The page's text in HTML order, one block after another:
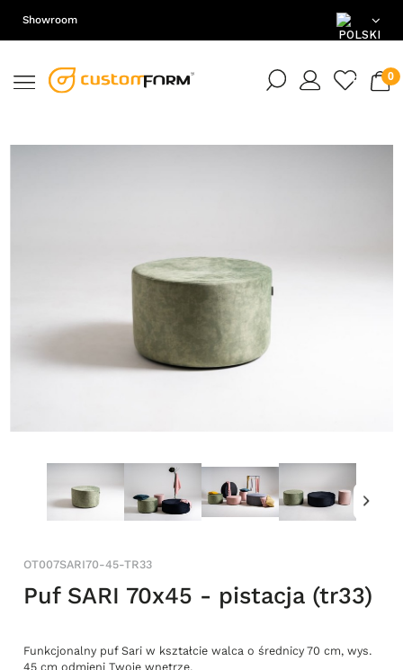
EN
PL
Showroom
OT007SARI70-45-TR33
Puf SARI 70x45 - pistacja (tr33)
Funkcjonalny puf Sari w kształcie walca o średnicy 70 cm, wys.
45 cm odmieni Twoje wnętrze.